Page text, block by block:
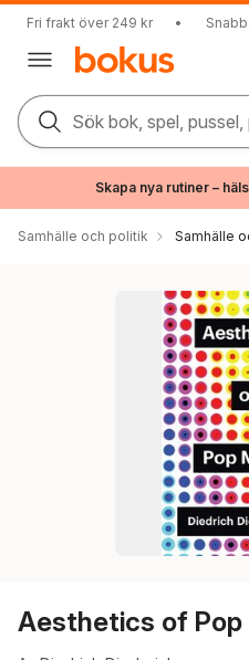
Fri frakt över 249 kr •
Sök bok, spel, pussel,
Skapa nya rutiner –
Samhälle och politik Samhälle
Aesthetics of Pop